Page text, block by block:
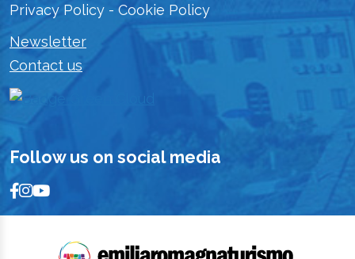
Privacy Policy - Cookie Policy
Newsletter
Contact us
Follow us on social media